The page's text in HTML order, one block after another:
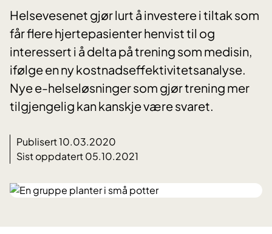
Helsevesenet gjør lurt å investere i tiltak som
får flere hjertepasienter henvist til og
interessert i å delta på trening som medisin,
ifølge en ny kostnadseffektivitetsanalyse.
Nye e-helseløsninger som gjør trening mer
tilgjengelig kan kanskje være svaret.
Publisert 10.03.2020
Sist oppdatert 05.10.2021